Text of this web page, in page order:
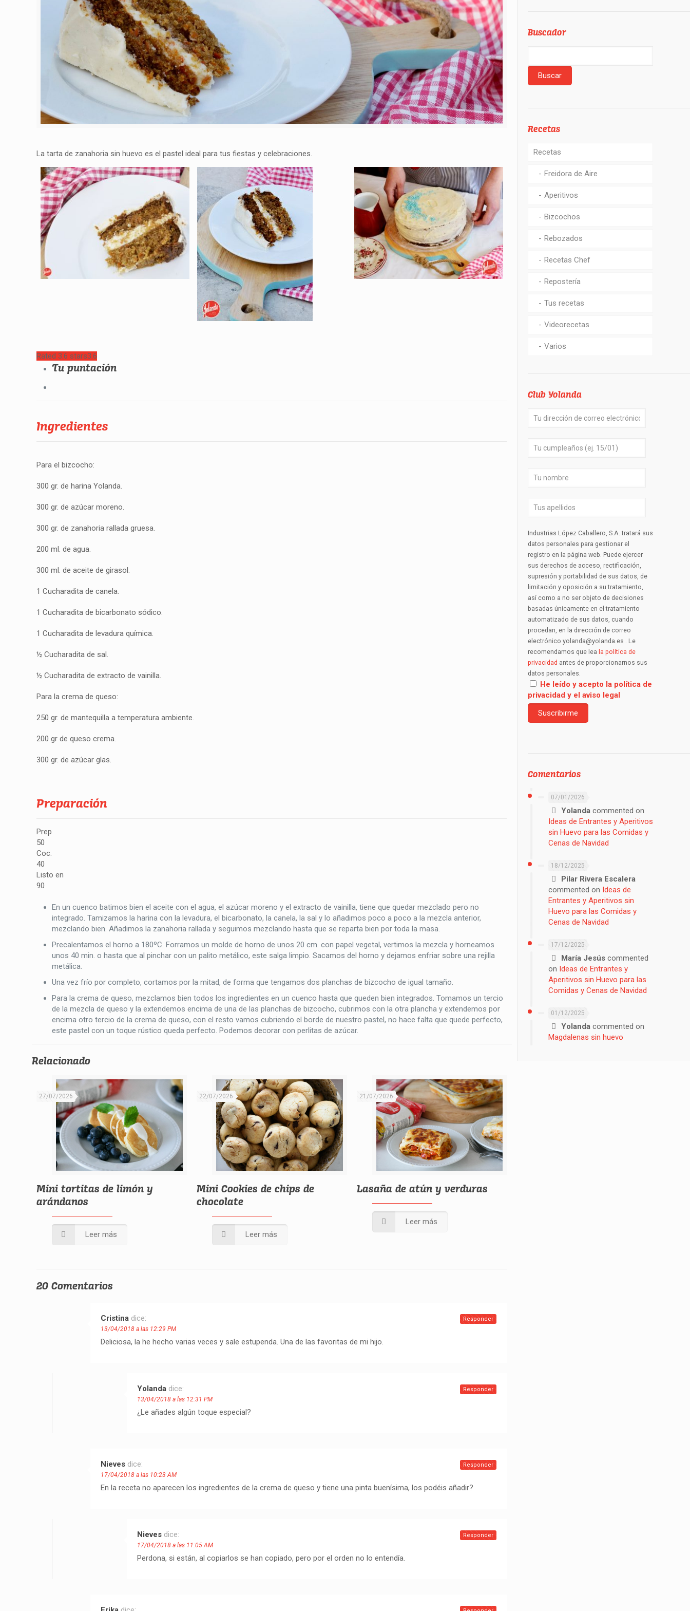
La tarta de zanahoria sin huevo es el pastel ideal para tus fiestas y celebraciones.
Rated 3.6 stars3.6
Tu puntación
Ingredientes
Para el bizcocho:
300 gr. de harina Yolanda.
300 gr. de azúcar moreno.
300 gr. de zanahoria rallada gruesa.
200 ml. de agua.
300 ml. de aceite de girasol.
1 Cucharadita de canela.
1 Cucharadita de bicarbonato sódico.
1 Cucharadita de levadura química.
½ Cucharadita de sal.
½ Cucharadita de extracto de vainilla.
Para la crema de queso:
250 gr. de mantequilla a temperatura ambiente.
200 gr de queso crema.
300 gr. de azúcar glas.
Preparación
Prep
50
Coc.
40
Listo en
90
En un cuenco batimos bien el aceite con el agua, el azúcar moreno y el extracto de vainilla, tiene que quedar mezclado pero no
integrado. Tamizamos la harina con la levadura, el bicarbonato, la canela, la sal y lo añadimos poco a poco a la mezcla anterior,
mezclando bien. Añadimos la zanahoria rallada y seguimos mezclando hasta que se reparta bien por toda la masa.
Precalentamos el horno a 180ºC. Forramos un molde de horno de unos 20 cm. con papel vegetal, vertimos la mezcla y horneamos
unos 40 min. o hasta que al pinchar con un palito metálico, este salga limpio. Sacamos del horno y dejamos enfriar sobre una rejilla
metálica.
Una vez frío por completo, cortamos por la mitad, de forma que tengamos dos planchas de bizcocho de igual tamaño.
Para la crema de queso, mezclamos bien todos los ingredientes en un cuenco hasta que queden bien integrados. Tomamos un tercio
de la mezcla de queso y la extendemos encima de una de las planchas de bizcocho, cubrimos con la otra plancha y extendemos por
encima otro tercio de la crema de queso, con el resto vamos cubriendo el borde de nuestro pastel, no hace falta que quede perfecto,
este pastel con un toque rústico queda perfecto. Podemos decorar con perlitas de azúcar.
Relacionado
27/07/2026
Mini tortitas de limón y
arándanos
Leer más
22/07/2026
Mini Cookies de chips de
chocolate
Leer más
21/07/2026
Lasaña de atún y verduras
Leer más
20 Comentarios
Cristina dice:
13/04/2018 a las 12:29 PM
Deliciosa, la he hecho varias veces y sale estupenda. Una de las favoritas de mi hijo.
Responder
Yolanda dice:
13/04/2018 a las 12:31 PM
¿Le añades algún toque especial?
Responder
Nieves dice:
17/04/2018 a las 10:23 AM
En la receta no aparecen los ingredientes de la crema de queso y tiene una pinta buenísima, los podéis añadir?
Responder
Nieves dice:
17/04/2018 a las 11:05 AM
Perdona, si están, al copiarlos se han copiado, pero por el orden no lo entendía.
Responder
Buscador
Recetas
Recetas
Freidora de Aire
Aperitivos
Bizcochos
Rebozados
Recetas Chef
Repostería
Tus recetas
Videorecetas
Varios
Club Yolanda
Industrias López Caballero, S.A. tratará sus
datos personales para gestionar el
registro en la página web. Puede ejercer
sus derechos de acceso, rectificación,
supresión y portabilidad de sus datos, de
limitación y oposición a su tratamiento,
así como a no ser objeto de decisiones
basadas únicamente en el tratamiento
automatizado de sus datos, cuando
procedan, en la dirección de correo
electrónico yolanda@yolanda.es . Le
recomendamos que lea la política de
privacidad antes de proporcionarnos sus
datos personales.
He leído y acepto la política de
privacidad y el aviso legal
Comentarios
07/01/2026
Yolandacommented on
Ideas de Entrantes y Aperitivos
sin Huevo para las Comidas y
Cenas de Navidad
18/12/2025
Pilar Rivera Escalera
commented on Ideas de
Entrantes y Aperitivos sin
Huevo para las Comidas y
Cenas de Navidad
17/12/2025
María Jesúscommented
on Ideas de Entrantes y
Aperitivos sin Huevo para las
Comidas y Cenas de Navidad
01/12/2025
Yolandacommented on
Magdalenas sin huevo